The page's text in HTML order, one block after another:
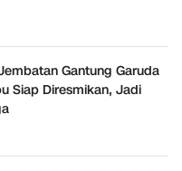
Gantung Garuda
Siap Diresmikan, Jadi